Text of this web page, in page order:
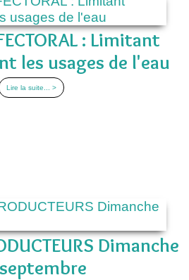
: Limitant
les usages de l'eau
Lire la suite... >
Dimanche